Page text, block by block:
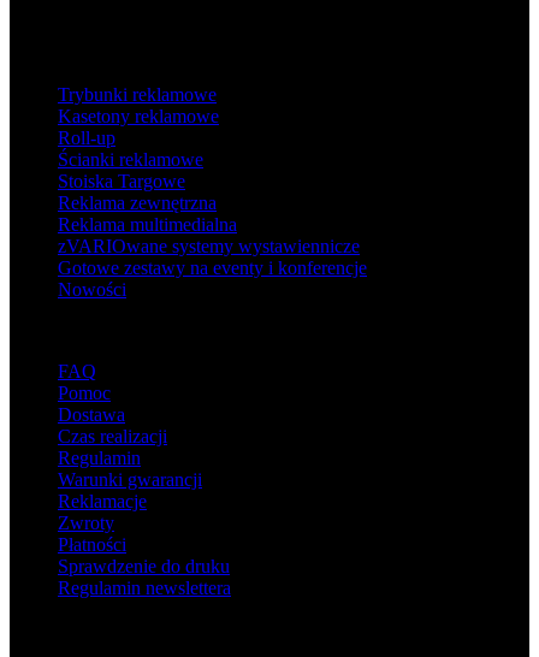
Trybunki reklamowe
Kasetony reklamowe
Roll-up
Ścianki reklamowe
Stoiska Targowe
Reklama zewnętrzna
Reklama multimedialna
zVARIOwane systemy wystawiennicze
Gotowe zestawy na eventy i konferencje
Nowości
FAQ
Pomoc
Dostawa
Czas realizacji
Regulamin
Warunki gwarancji
Reklamacje
Zwroty
Płatności
Sprawdzenie do druku
Regulamin newslettera